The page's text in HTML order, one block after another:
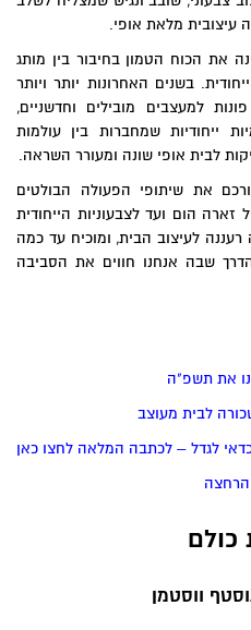
עיצובית מלאת אופי.
את הכוח הטמון בחיבור בין מותג
בשנים האחרונות יותר ויותר
למעצבים מובילים וחדשניים,
ייחודיות שמחברות בין עולמות
לבית אופי שונה ומעורר השראה.
את שיתופי הפעולה הבולטים
הום ועד לצבעוניות הייחודית
לעיצוב הבית, ומוכיח עד כמה
שבה אנחנו חווים את הסביבה
את תשפ"ה
לבית מעוצב
לגדל – לכתבה המלאה לחצו כאן
הרחצה
כולם
ווסטמן